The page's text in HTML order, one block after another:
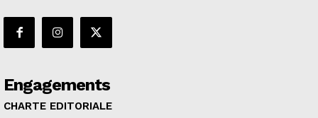
Engagements
CHARTE EDITORIALE